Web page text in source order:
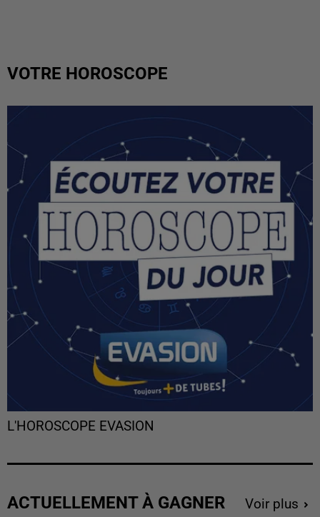
VOTRE HOROSCOPE
L'HOROSCOPE EVASION
ACTUELLEMENT À GAGNER Voir plus